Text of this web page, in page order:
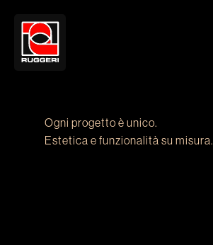
Ogni progetto è unico.
Estetica e funzionalità su misura.